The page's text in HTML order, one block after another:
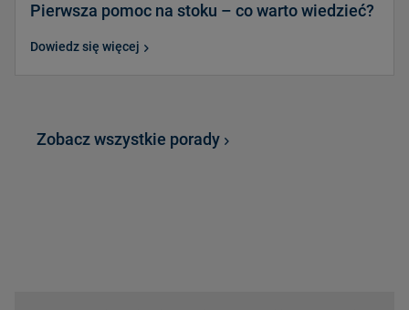
Pierwsza pomoc na stoku – co warto wiedzieć?
Dowiedz się więcej
Zobacz wszystkie porady